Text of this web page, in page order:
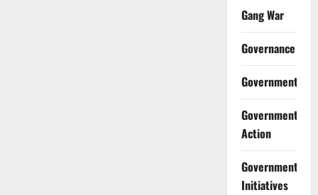
Gang War
Governance
Government
Government
Action
Government
Initiatives